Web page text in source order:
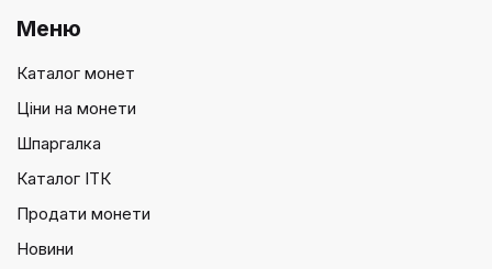
Меню
Каталог монет
Ціни на монети
Шпаргалка
Каталог ІТК
Продати монети
Новини